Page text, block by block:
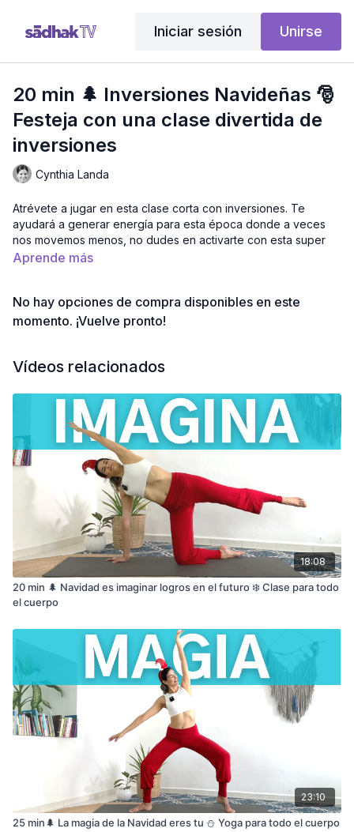
Iniciar sesión Unirse
20 min 🌲 Inversiones Navideñas 🎅
Festeja con una clase divertida de
inversiones
Cynthia Landa
Atrévete a jugar en esta clase corta con inversiones. Te
ayudará a generar energía para esta época donde a veces
nos movemos menos, no dudes en activarte con esta super
sesión.
Intensidad:Intenso
Aprende más
No hay opciones de compra disponibles en este
momento. ¡Vuelve pronto!
Vídeos relacionados
18:08
20 min 🌲 Navidad es imaginar logros en el futuro ❄️ Clase para todo
el cuerpo
23:10
25 min🌲 La magia de la Navidad eres tu ⛄️ Yoga para todo el cuerpo